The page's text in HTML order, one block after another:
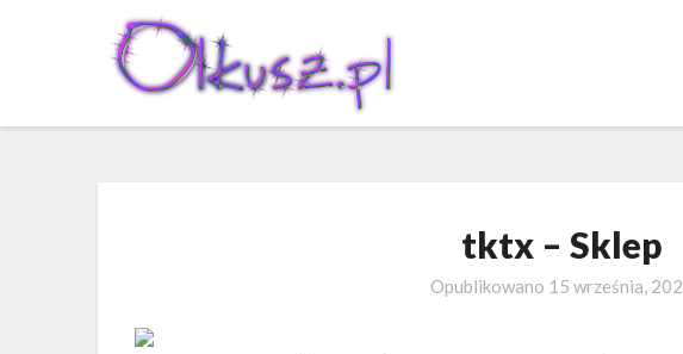
tktx – Sklep
Opublikowano 15 września,